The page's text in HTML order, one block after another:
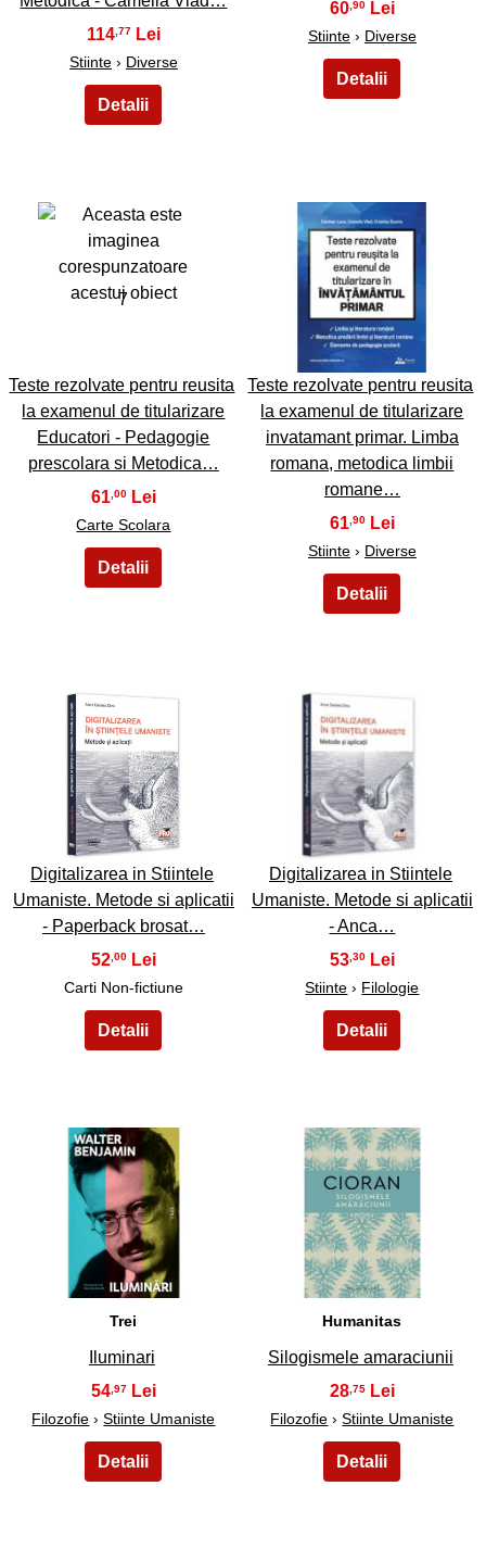
114,77
Stiinte› Diverse
60,90
Stiinte› Diverse
7
Teste rezolvate pentru reusita
la examenul de titularizare
Educatori - Pedagogie
prescolara si Metodica…
61,00
Carte Scolara
8
Teste rezolvate pentru reusita
la examenul de titularizare
invatamant primar. Limba
romana, metodica limbii
romane…
61,90
Stiinte› Diverse
9
Digitalizarea in Stiintele
Umaniste. Metode si aplicatii
- Paperback brosat…
52,00
Carti Non-fictiune
10
Digitalizarea in Stiintele
Umaniste. Metode si aplicatii
- Anca…
53,30
Stiinte › Filologie
11
Trei
Iluminari
54 ,97
Filozofie ›Stiinte Umaniste
12
Humanitas
Silogismele amaraciunii
28 ,75
Filozofie ›Stiinte Umaniste